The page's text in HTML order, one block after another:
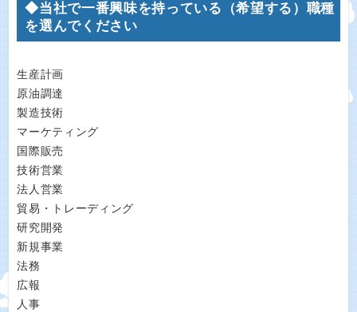
◆当社で一番興味を持っている（希望する）職種
を選んでください
生産計画
原油調達
製造技術
マーケティング
国際販売
技術営業
法人営業
貿易・トレーディング
研究開発
新規事業
法務
広報
人事